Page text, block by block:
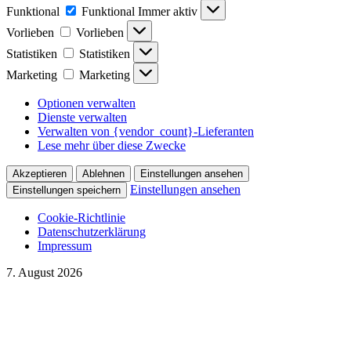
Funktional
Funktional Immer aktiv
Vorlieben
Vorlieben
Statistiken
Statistiken
Marketing
Marketing
Optionen verwalten
Dienste verwalten
Verwalten von {vendor_count}-Lieferanten
Lese mehr über diese Zwecke
Akzeptieren Ablehnen
Einstellungen ansehen
Einstellungen speichern
Einstellungen ansehen
Cookie-Richtlinie
Datenschutzerklärung
Impressum
7. August 2026